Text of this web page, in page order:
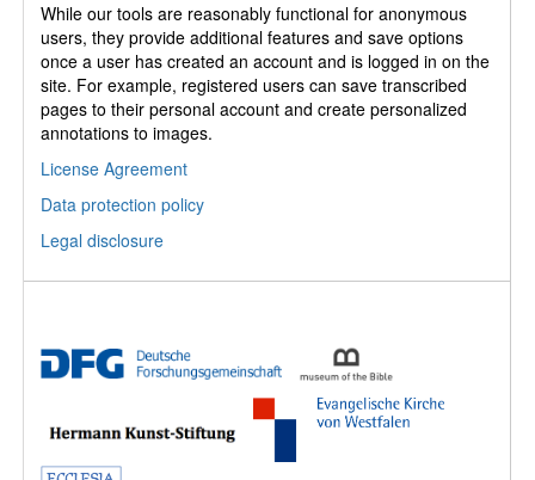
While our tools are reasonably functional for anonymous
users, they provide additional features and save options
once a user has created an account and is logged in on the
site. For example, registered users can save transcribed
pages to their personal account and create personalized
annotations to images.
License Agreement
Data protection policy
Legal disclosure